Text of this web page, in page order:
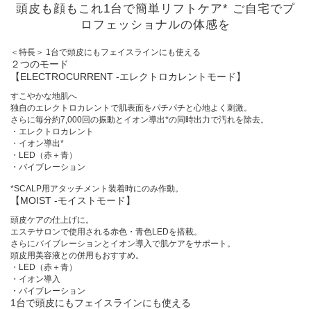
頭皮も顔もこれ1台で簡単リフトケア* ご自宅でプ
ロフェッショナルの体感を
＜特長＞ 1台で頭皮にもフェイスラインにも使える
２つのモード
【ELECTROCURRENT -エレクトロカレントモード】
すこやかな地肌へ
独自のエレクトロカレントで肌表面をパチパチと心地よく刺激。
さらに毎分約7,000回の振動とイオン導出*の同時出力で汚れを除去。
・エレクトロカレント
・イオン導出*
・LED（赤＋青）
・バイブレーション
*SCALP用アタッチメント装着時にのみ作動。
【MOIST -モイストモード】
頭皮ケアの仕上げに。
エステサロンで使用される赤色・青色LEDを搭載。
さらにバイブレーションとイオン導入で肌ケアをサポート。
頭皮用美容液との併用もおすすめ。
・LED（赤＋青）
・イオン導入
・バイブレーション
1台で頭皮にもフェイスラインにも使える